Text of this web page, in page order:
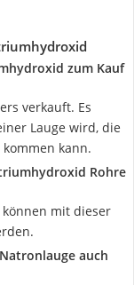
zum Kauf
verkauft. Es
Lauge wird, die
kann.
Rohre
können mit dieser
auch